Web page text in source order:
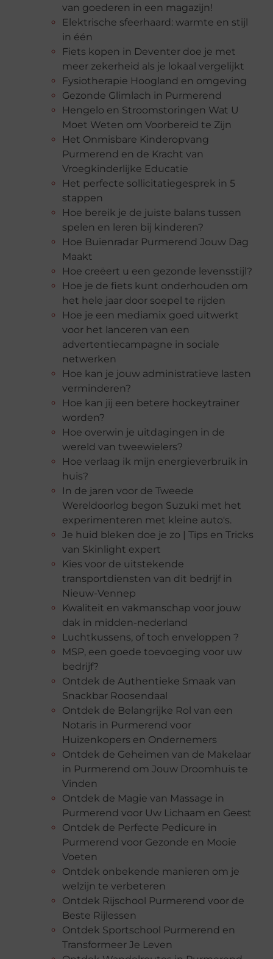
van goederen in een magazijn!
Elektrische sfeerhaard: warmte en stijl
in één
Fiets kopen in Deventer doe je met
meer zekerheid als je lokaal vergelijkt
Fysiotherapie Hoogland en omgeving
Gezonde Glimlach in Purmerend
Hengelo en Stroomstoringen Wat U
Moet Weten om Voorbereid te Zijn
Het Onmisbare Kinderopvang
Purmerend en de Kracht van
Vroegkinderlijke Educatie
Het perfecte sollicitatiegesprek in 5
stappen
Hoe bereik je de juiste balans tussen
spelen en leren bij kinderen?
Hoe Buienradar Purmerend Jouw Dag
Maakt
Hoe creëert u een gezonde levensstijl?
Hoe je de fiets kunt onderhouden om
het hele jaar door soepel te rijden
Hoe je een mediamix goed uitwerkt
voor het lanceren van een
advertentiecampagne in sociale
netwerken
Hoe kan je jouw administratieve lasten
verminderen?
Hoe kan jij een betere hockeytrainer
worden?
Hoe overwin je uitdagingen in de
wereld van tweewielers?
Hoe verlaag ik mijn energieverbruik in
huis?
In de jaren voor de Tweede
Wereldoorlog begon Suzuki met het
experimenteren met kleine auto's.
Je huid bleken doe je zo | Tips en Tricks
van Skinlight expert
Kies voor de uitstekende
transportdiensten van dit bedrijf in
Nieuw-Vennep
Kwaliteit en vakmanschap voor jouw
dak in midden-nederland
Luchtkussens, of toch enveloppen ?
MSP, een goede toevoeging voor uw
bedrijf?
Ontdek de Authentieke Smaak van
Snackbar Roosendaal
Ontdek de Belangrijke Rol van een
Notaris in Purmerend voor
Huizenkopers en Ondernemers
Ontdek de Geheimen van de Makelaar
in Purmerend om Jouw Droomhuis te
Vinden
Ontdek de Magie van Massage in
Purmerend voor Uw Lichaam en Geest
Ontdek de Perfecte Pedicure in
Purmerend voor Gezonde en Mooie
Voeten
Ontdek onbekende manieren om je
welzijn te verbeteren
Ontdek Rijschool Purmerend voor de
Beste Rijlessen
Ontdek Sportschool Purmerend en
Transformeer Je Leven